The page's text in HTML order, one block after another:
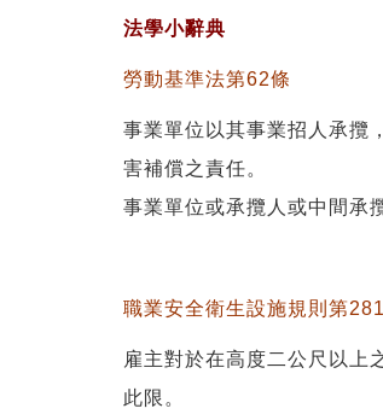
法學小辭典
勞動基準法第62條
事業單位以其事業招人承攬
害補償之責任。
事業單位或承攬人或中間承
職業安全衛生設施規則 第
雇主對於在高度二公尺以上
此限。